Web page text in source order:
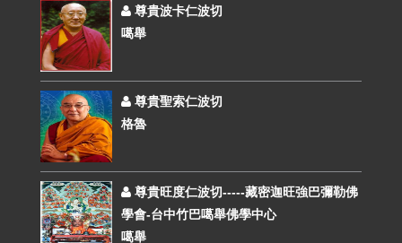
尊貴波卡仁波切
噶舉
尊貴聖索仁波切
格魯
尊貴旺度仁波切-----藏密迦旺強巴彌勒佛
學會-台中竹巴噶舉佛學中心
噶舉